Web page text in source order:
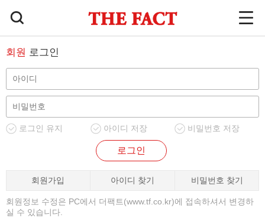
회원 로그인
로그인 유지 아이디 저장 비밀번호 저장
로그인
회원가입 아이디 찾기 비밀번호 찾기
회원정보 수정은 PC에서 더팩트(www.tf.co.kr)에 접속하셔서 변경하
실 수 있습니다.